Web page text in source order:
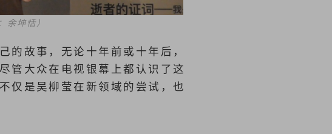
坤恬）
的故事，无论十年前或十年后，
管大众在电视银幕上都认识了这
是吴柳莹在新领域的尝试，也